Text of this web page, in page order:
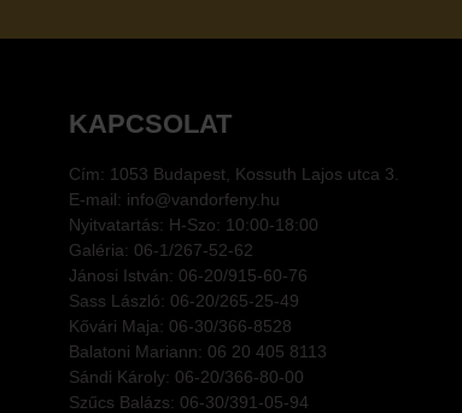
KAPCSOLAT
Cím: 1053 Budapest, Kossuth Lajos utca 3.
E-mail: info@vandorfeny.hu
Nyitvatartás: H-Szo: 10:00-18:00
Galéria: 06-1/267-52-62
Jánosi István: 06-20/915-60-76
Sass László: 06-20/265-25-49
Kővári Maja: 06-30/366-8528
Balatoni Mariann: 06 20 405 8113
Sándi Károly: 06-20/366-80-00
Szűcs Balázs: 06-30/391-05-94